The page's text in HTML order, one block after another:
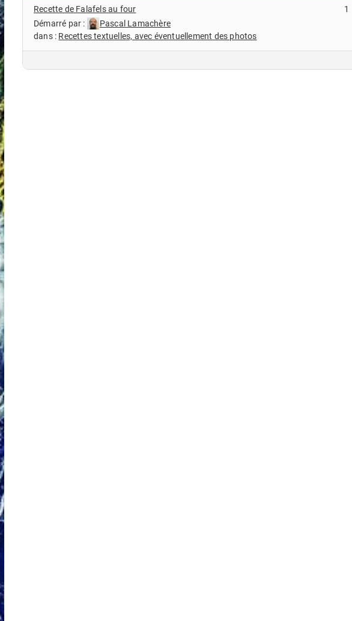
Recette de Falafels au four
Démarré par :
Pascal Lamachère
dans : Recettes textuelles, avec éventuellement des photos
1